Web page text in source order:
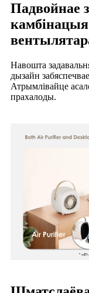
Падвойнае
Навошта
дызайн
Атрымлівайце
прахалоды.